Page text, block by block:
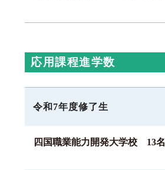
応用課程進学数
令和7年度修了生
四国職業能力開発大学校 13名